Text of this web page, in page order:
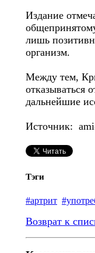
Издание
лишь
организм.
Между тем,
отказываться
дальнейшие
Источник:
Тэги
#артрит
Возврат к